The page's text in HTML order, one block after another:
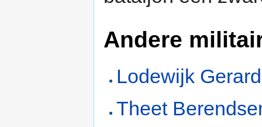
Andere
Lodewijk
Theet